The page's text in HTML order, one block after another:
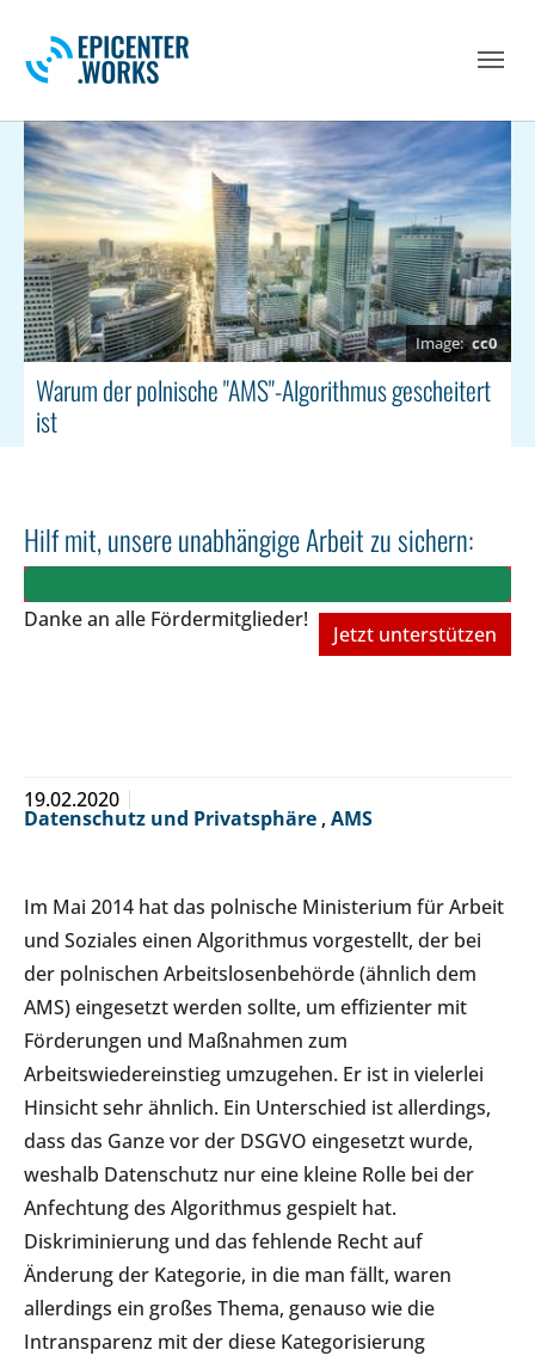
cc0
Warum der polnische "AMS"-Algorithmus gescheitert
ist
Hilf mit, unsere unabhängige Arbeit zu sichern:
Danke an alle Fördermitglieder!
Jetzt unterstützen
19.02.2020
Datenschutz und Privatsphäre , AMS
Im Mai 2014 hat das polnische Ministerium für Arbeit
und Soziales einen Algorithmus vorgestellt, der bei
der polnischen Arbeitslosenbehörde (ähnlich dem
AMS) eingesetzt werden sollte, um effizienter mit
Förderungen und Maßnahmen zum
Arbeitswiedereinstieg umzugehen. Er ist in vielerlei
Hinsicht sehr ähnlich. Ein Unterschied ist allerdings,
dass das Ganze vor der DSGVO eingesetzt wurde,
weshalb Datenschutz nur eine kleine Rolle bei der
Anfechtung des Algorithmus gespielt hat.
Diskriminierung und das fehlende Recht auf
Änderung der Kategorie, in die man fällt, waren
allerdings ein großes Thema, genauso wie die
Intransparenz mit der diese Kategorisierung